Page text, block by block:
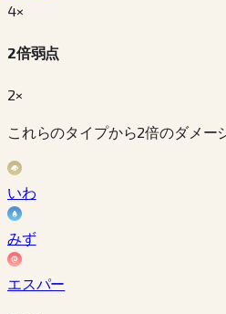
4×
2倍弱点
2×
これらのタイプから2倍のダメー
いわ
みず
エスパー